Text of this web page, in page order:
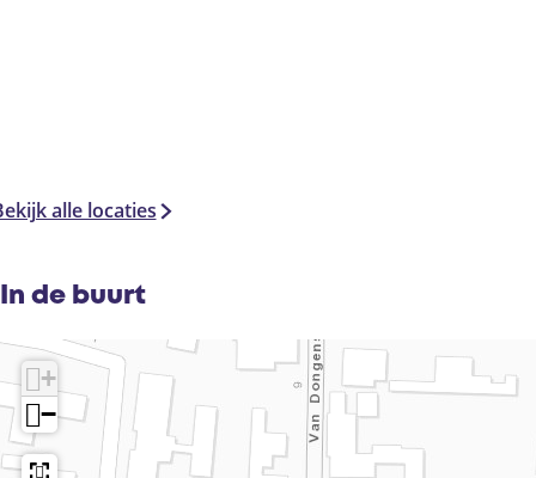
alle locaties
In de buurt
+
−